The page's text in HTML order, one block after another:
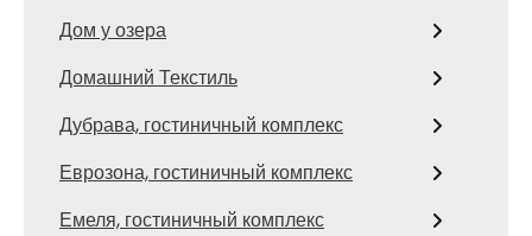
Дом у озера
Домашний Текстиль
Дубрава, гостиничный комплекс
Еврозона, гостиничный комплекс
Емеля, гостиничный комплекс